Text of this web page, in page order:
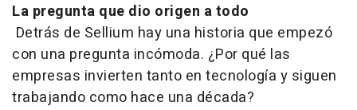
La pregunta que dio origen a todo
Detrás de Sellium hay una historia que empezó
con una pregunta incómoda. ¿Por qué las
empresas invierten tanto en tecnología y siguen
trabajando como hace una década?